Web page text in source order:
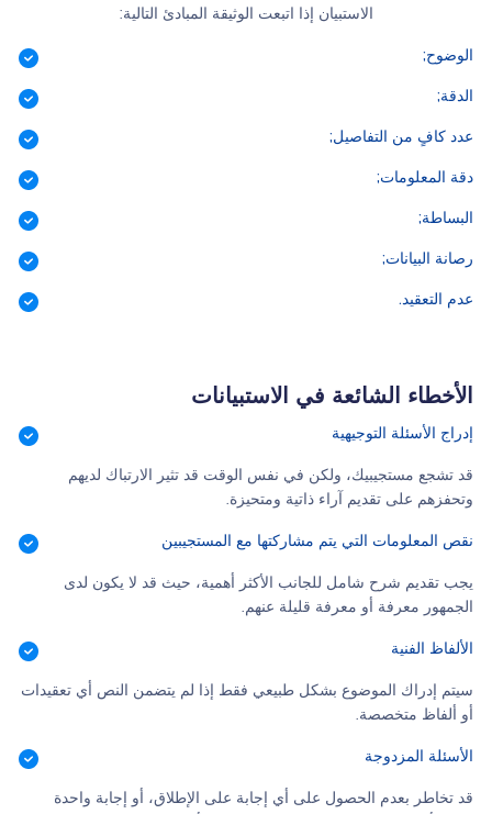
الاستبيان إذا اتبعت الوثيقة المبادئ التالية:
الوضوح;
الدقة;
عدد كافٍ من التفاصيل;
دقة المعلومات;
البساطة;
رصانة البيانات;
عدم التعقيد.
الأخطاء الشائعة في الاستبيانات
إدراج الأسئلة التوجيهية
قد تشجع مستجيبيك، ولكن في نفس الوقت قد تثير الارتباك لديهم
وتحفزهم على تقديم آراء ذاتية ومتحيزة.
نقص المعلومات التي يتم مشاركتها مع المستجيبين
يجب تقديم شرح شامل للجانب الأكثر أهمية، حيث قد لا يكون لدى
الجمهور معرفة أو معرفة قليلة عنهم.
الألفاظ الفنية
سيتم إدراك الموضوع بشكل طبيعي فقط إذا لم يتضمن النص أي تعقيدات
أو ألفاظ متخصصة.
الأسئلة المزدوجة
قد تخاطر بعدم الحصول على أي إجابة على الإطلاق، أو إجابة واحدة